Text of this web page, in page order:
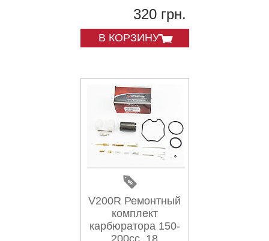
320 грн.
В КОРЗИНУ
V200R Ремонтный
комплект
карбюратора 150-